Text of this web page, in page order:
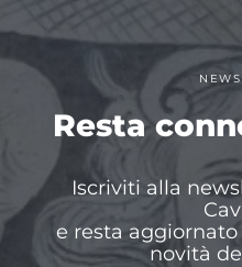
Resta
Iscriviti alla
e resta
novità